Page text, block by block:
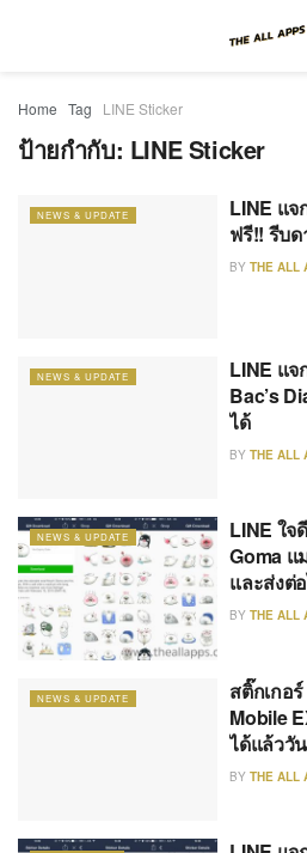
Home Tag LINE Sticker
ป้ายกำกับ: LINE Sticker
NEWS & UPDATE
LINE แจ
ฟรี!! รีบ
BY THE ALL
NEWS & UPDATE
LINE แ
Bac’s
ได้
BY THE ALL
NEWS & UPDATE
LINE ใจ
Goma
และส่งต่
BY THE ALL
NEWS & UPDATE
สติ๊กเกอ
Mobile
ได้แล้ววั
BY THE ALL